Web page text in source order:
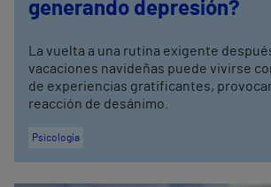
generando depresión?
La vuelta a una rutina exigente
vacaciones navideñas puede vivirse
de experiencias gratificantes,
reacción de desánimo.
Psicología